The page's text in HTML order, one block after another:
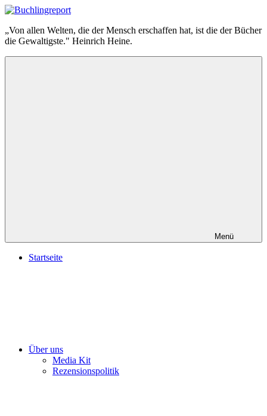
Zum
springen
Buchlingreport
„Von allen Welten, die der Mensch erschaffen hat, ist die der Bücher
die Gewaltigste." Heinrich Heine.
Menü
Startseite
Über uns
Media Kit
Rezensionspolitik